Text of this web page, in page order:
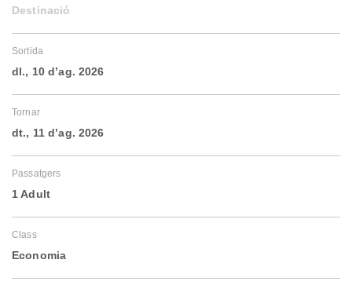
Destinació
Sortida
dl., 10 d’ag. 2026
Tornar
dt., 11 d’ag. 2026
Passatgers
1 Adult
Class
Economia